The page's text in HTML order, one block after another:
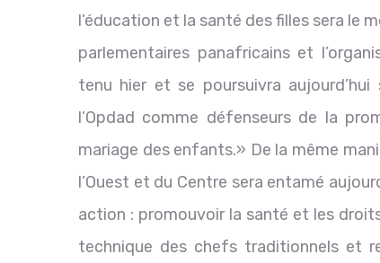
l’éducation et la santé des filles sera le
parlementaires panafricains et
tenu hier et se poursuivra
l’Opdad comme défenseurs de la
mariage des enfants.» De la même
l’Ouest et du Centre sera entamé
action : promouvoir la santé et les
technique des chefs traditionnels et